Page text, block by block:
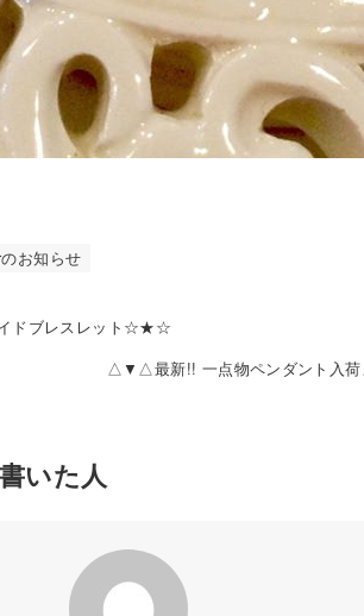
お知らせ
ドブレスレット☆★☆
△▼△最新!! 一点物ペンダント
いた人